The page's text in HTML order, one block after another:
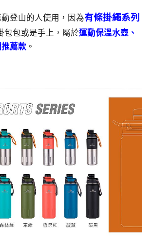
登山的人使用，因為有條掛繩系列
包包或是手上，屬於運動保溫水壺、
薦款 。